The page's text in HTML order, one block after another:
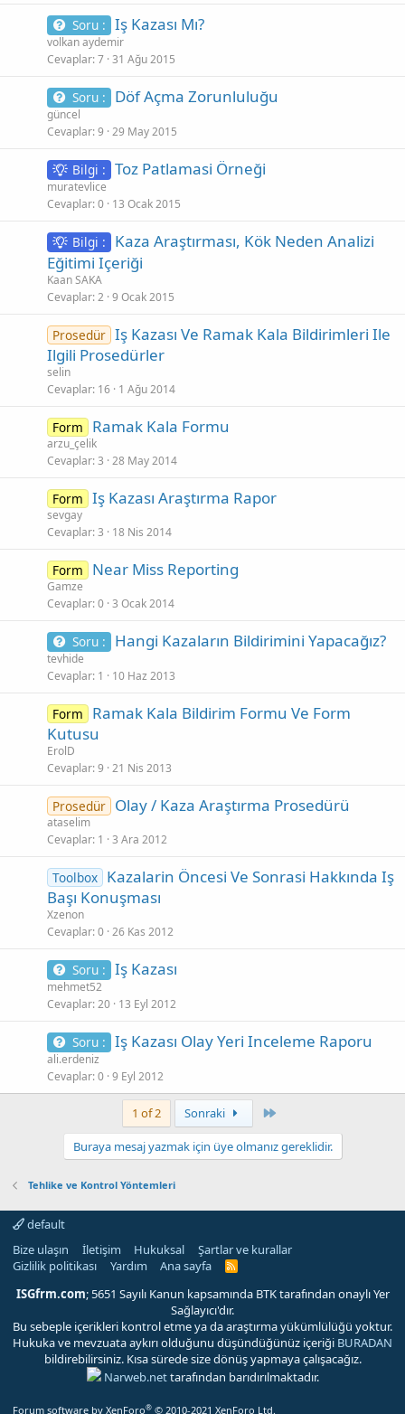
Soru : Iş Kazası Mı?
volkan aydemir
Cevaplar 7 31 Ağu 2015
Soru : Döf Açma Zorunluluğu
güncel
Cevaplar 9 29 May 2015
Bilgi : Toz Patlamasi Örneği
muratevlice
Cevaplar 0 13 Ocak 2015
Bilgi :
Kaza Araştırması, Kök Neden Analizi
Eğitimi Içeriği
Kaan SAKA
Cevaplar 2 9 Ocak 2015
Prosedür Iş Kazası Ve Ramak Kala Bildirimleri Ile
Ilgili Prosedürler
selin
Cevaplar 16 1 Ağu 2014
Form Ramak Kala Formu
arzu_çelik
Cevaplar 3 28 May 2014
Form Iş Kazası Araştırma Rapor
sevgay
Cevaplar 3 18 Nis 2014
Form Near Miss Reporting
Gamze
Cevaplar 0 3 Ocak 2014
Soru : Hangi Kazaların Bildirimini Yapacağız?
tevhide
Cevaplar 1 10 Haz 2013
Form
Ramak Kala Bildirim Formu Ve Form
Kutusu
ErolD
Cevaplar 9 21 Nis 2013
Prosedür Olay / Kaza Araştırma Prosedürü
ataselim
Cevaplar 1 3 Ara 2012
Toolbox Kazalarin Öncesi Ve Sonrasi Hakkında Iş
Başı Konuşması
Xzenon
Cevaplar 0 26 Kas 2012
Soru : Iş Kazası
mehmet52
Cevaplar 20 13 Eyl 2012
Soru : Iş Kazası Olay Yeri Inceleme Raporu
ali.erdeniz
Cevaplar 0 9 Eyl 2012
1 of 2 Sonraki
Buraya mesaj yazmak için üye olmanız gereklidir.
Tehlike ve Kontrol Yöntemleri
default
Bize ulaşın
İletişim Hukuksal
Şartlar ve kurallar
Gizlilik politikası
Yardım Ana sayfa
R
S
ISGfrm.com; 5651 Sayılı Kanun kapsamında BTK tarafından onaylı Yer
Sağlayıcı'dır.
Bu sebeple içerikleri kontrol etme ya da araştırma yükümlülüğü yoktur.
Hukuka ve mevzuata aykırı olduğunu düşündüğünüz içeriği BURADAN
bildirebilirsiniz. Kısa sürede size dönüş yapmaya çalışacağız.
Narweb.nettarafından barıdırılmaktadır.
Forum software by XenForo® © 2010-2021 XenForo Ltd.